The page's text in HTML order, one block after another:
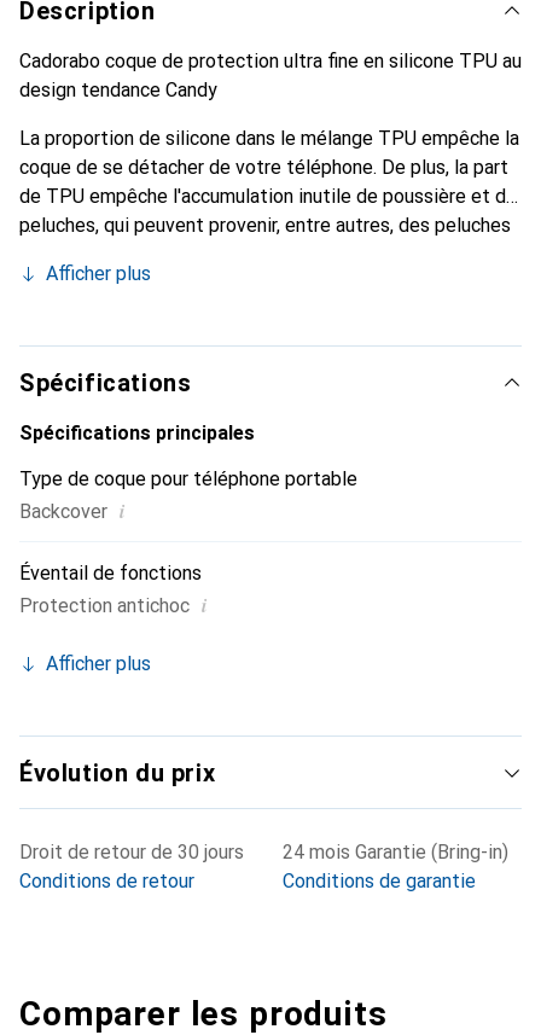
Description
Cadorabo coque de protection ultra fine en silicone TPU au
design tendance Candy
La proportion de silicone dans le mélange TPU empêche la
coque de se détacher de votre téléphone. De plus, la part
de TPU empêche l'accumulation inutile de poussière et de
peluches, qui peuvent provenir, entre autres, des peluches
Afficher plus
Spécifications
Spécifications principales
Type de coque pour téléphone portable
Backcover i
Éventail de fonctions
Protection antichoc i
Afficher plus
Évolution du prix
Droit de retour de 30 jours
Conditions de retour
24 mois Garantie (Bring-in)
Conditions de garantie
Comparer les produits